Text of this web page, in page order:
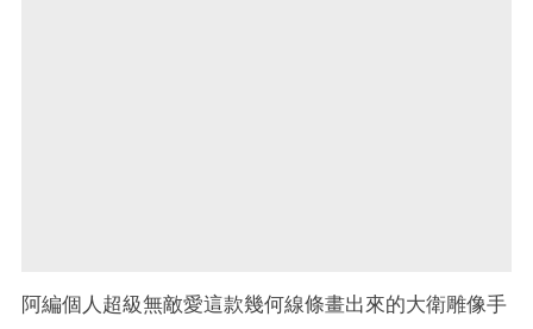
阿編個人超級無敵愛這款幾何線條畫出來的大衛雕像手